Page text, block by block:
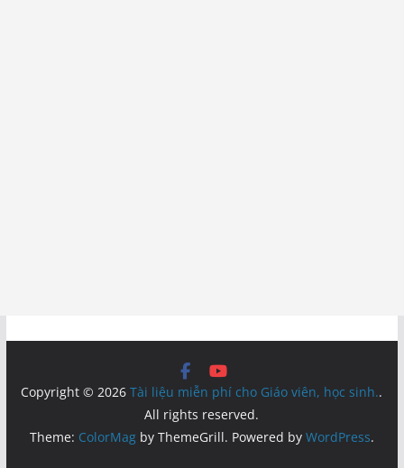
Copyright © 2026Tài liệu miễn phí cho Giáo viên, học sinh..
All rights reserved.
Theme: ColorMagby ThemeGrill. Powered by WordPress.